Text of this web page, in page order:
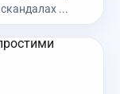
скандалах ...